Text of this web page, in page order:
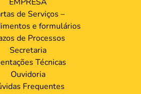
de Serviços –
e formulários
Processos
Secretaria
Técnicas
Ouvidoria
Frequentes